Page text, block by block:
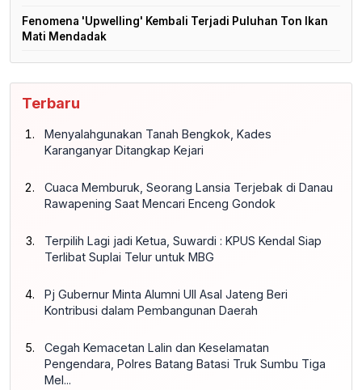
Fenomena 'Upwelling' Kembali Terjadi Puluhan Ton Ikan
Mati Mendadak
Terbaru
Menyalahgunakan Tanah Bengkok, Kades
Karanganyar Ditangkap Kejari
Cuaca Memburuk, Seorang Lansia Terjebak di Danau
Rawapening Saat Mencari Enceng Gondok
Terpilih Lagi jadi Ketua, Suwardi : KPUS Kendal Siap
Terlibat Suplai Telur untuk MBG
Pj Gubernur Minta Alumni UII Asal Jateng Beri
Kontribusi dalam Pembangunan Daerah
Cegah Kemacetan Lalin dan Keselamatan
Pengendara, Polres Batang Batasi Truk Sumbu Tiga
Mel...